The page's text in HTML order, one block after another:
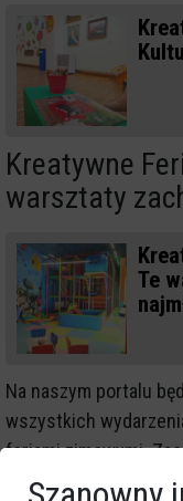
Kreatywne
warsztaty
Te
Na naszym portalu
wszystkich
feriami zimowymi.
strony eOstroleka.pl,